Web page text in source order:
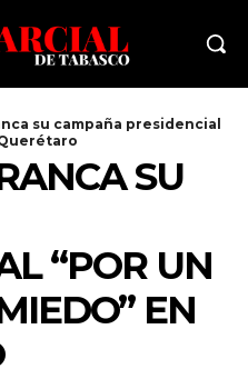
su campaña presidencial
SU
“POR UN
EN